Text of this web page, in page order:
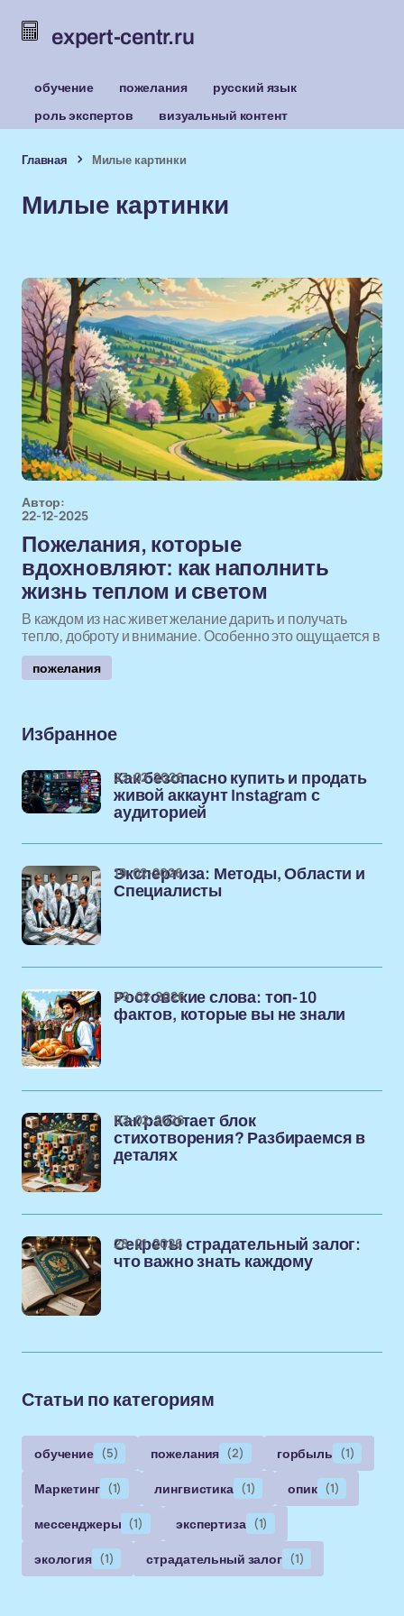
expert-centr.ru
обучение пожелания
русский язык
роль экспертов
визуальный контент
Главная Милые картинки
Милые картинки
Автор:
22-12-2025
Пожелания, которые
вдохновляют: как наполнить
жизнь теплом и светом
В каждом из нас живет желание дарить и получать
тепло, доброту и внимание. Особенно это ощущается в
пожелания
Избранное
Как безопасно купить и продать
живой аккаунт Instagram с
аудиторией
23-02-2026
Экспертиза: Методы, Области и
Специалисты
19-02-2026
Ростовские слова: топ-10
фактов, которые вы не знали
09-02-2026
Как работает блок
стихотворения? Разбираемся в
деталях
03-02-2026
Секреты страдательный залог:
что важно знать каждому
28-01-2026
Статьи по категориям
обучение (5) пожелания (2) горбыль (1)
Маркетинг (1) лингвистика (1) опик (1)
мессенджеры (1) экспертиза (1)
экология (1) страдательный залог (1)